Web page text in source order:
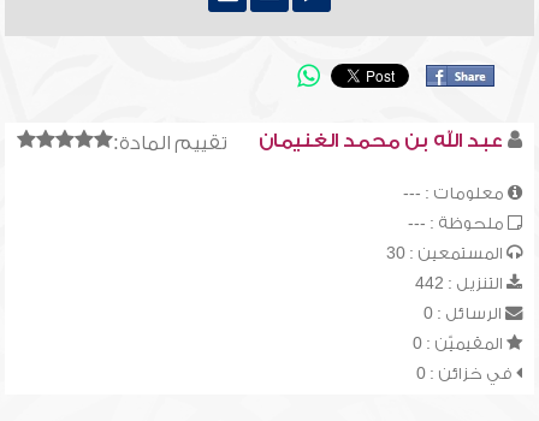
تقييم المادة: عبد الله بن محمد الغنيمان
معلومات : ---
ملحوظة : ---
المستمعين : 30
التنزيل : 442
الرسائل : 0
المقيميّن : 0
في خزائن : 0